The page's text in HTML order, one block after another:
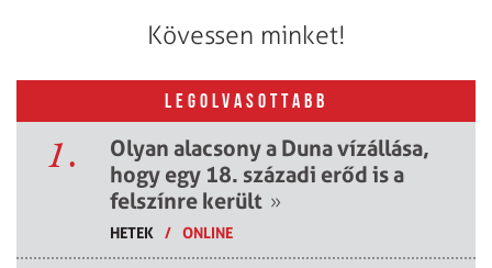
Kövessen minket!
LEGOLVASOTTABB
1.
Olyan alacsony a Duna vízállása,
hogy egy 18. századi erőd is a
felszínre került »
HETEK / ONLINE